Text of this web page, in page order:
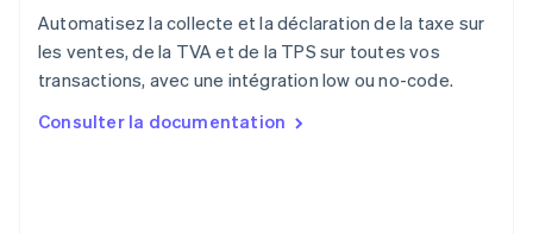
Automatisez la collecte et la déclaration de la taxe sur
les ventes, de la TVA et de la TPS sur toutes vos
transactions, avec une intégration low ou no-code.
Consulter la documentation
Royaume-Uni
Singapour
English简体中文
English